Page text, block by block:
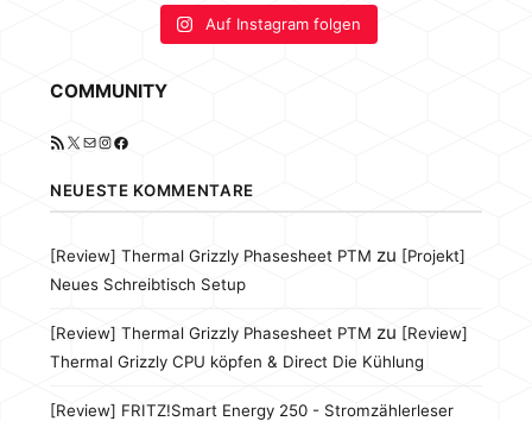
Auf Instagram folgen
COMMUNITY
RSS-Feed
X E-MailInstagram
Facebook
NEUESTE KOMMENTARE
[Review] Thermal Grizzly Phasesheet PTM zu [Projekt]
Neues Schreibtisch Setup
[Review] Thermal Grizzly Phasesheet PTM zu [Review]
Thermal Grizzly CPU köpfen & Direct Die Kühlung
[Review] FRITZ!Smart Energy 250 - Stromzählerleser